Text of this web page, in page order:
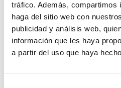
tráfico. Además, compartimos
haga del sitio web con
publicidad y análisis web,
información que les haya
a partir del uso que haya
Elementos y sistemas de
almacenamiento de
bajo el punto de vista de la
Manipulación de productos